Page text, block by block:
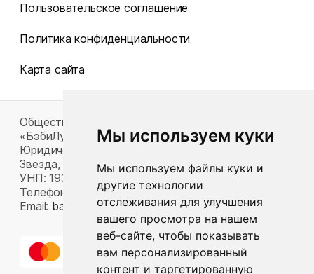
Мы используем куки
Мы используем файлы куки и
другие технологии
отслеживания для улучшения
вашего просмотра на нашем
веб-сайте, чтобы показывать
вам персонализированный
контент и таргетированную
Пользовательское соглашение
Политика конфиденциальности
Карта сайта
Общество с ограниченной ответственностью
«БэбиЛук»
Юридический адрес: 220117, г. Минск, пр-т Газеты
Звезда, д. 16, пом. 52
УНП: 193815124
Телефон:
+375 33 392 66 63
Email: babylook.gm@gmail.com .